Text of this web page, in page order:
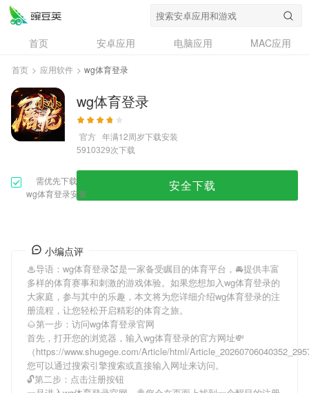
首页 安卓应用 电脑应用
MAC应用
资讯
专题
问答
首页 > 应用软件 > wg体育登录
wg体育登录
官方 年满12周岁下载安装
5910329次下载
需优先下载
wg体育登录安装
安全下载
小编点评
♨导语： wg体育登录💒是一家备受瞩目的体育平台，🚘提供丰富
多样的体育赛事和刺激的游戏体验。如果您想加入wg体育登录的
大家庭，参与其中的乐趣，本文将为您详细介绍wg体育登录的注
册流程，让您轻松开启精彩的体育之旅。
🌰第一步：访问wg体育登录官网
首先，打开您的浏览器，输入wg体育登录的官方网址💸
（https://www.shugege.com/Article/html/
您可以通过搜索引擎搜索或直接输入网址来访问。
🔓第二步：点击注册按钮